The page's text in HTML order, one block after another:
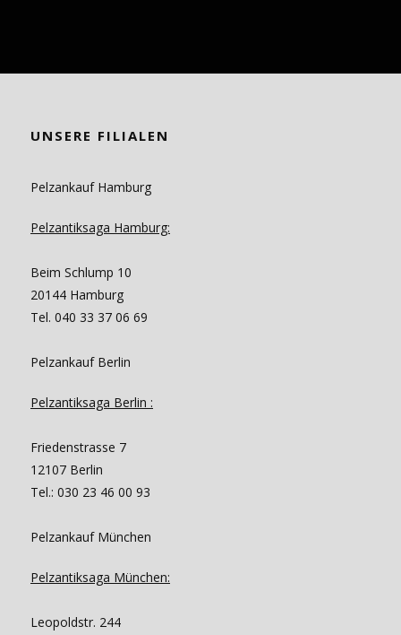
UNSERE FILIALEN
Pelzankauf Hamburg
Pelzantiksaga Hamburg:
Beim Schlump 10
20144 Hamburg
Tel. 040 33 37 06 69
Pelzankauf Berlin
Pelzantiksaga Berlin :
Friedenstrasse 7
12107 Berlin
Tel.: 030 23 46 00 93
Pelzankauf München
Pelzantiksaga München:
Leopoldstr. 244